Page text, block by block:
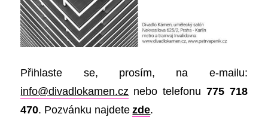
Přihlaste se, prosím, na e-mailu:
info@divadlokamen.cz nebo telefonu 775 718
470. Pozvánku najdete zde.